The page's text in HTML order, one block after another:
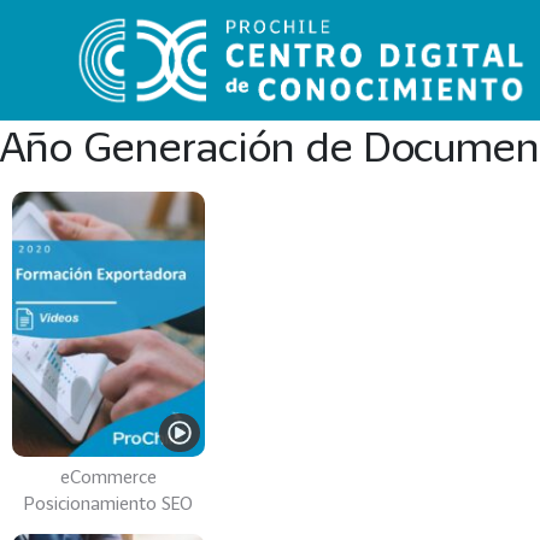
VER
TODO
EL
CATÁLOGO
CATEGORÍAS
Año
Publicación
Año Generación de
eCommerce
Posicionamiento SEO